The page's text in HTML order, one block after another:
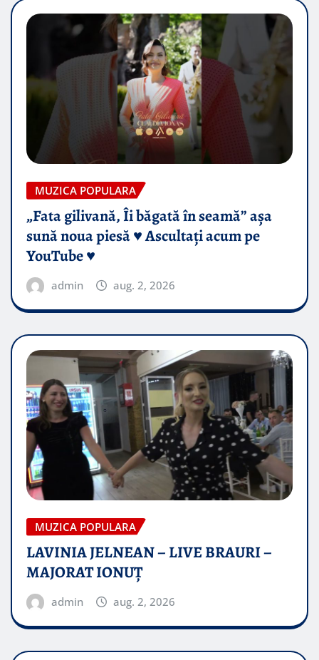
MUZICA POPULARA
„Fata gilivană, Îi băgată în seamă” așa
sună noua piesă ♥️ Ascultați acum pe
YouTube ♥️
admin aug. 2, 2026
MUZICA POPULARA
LAVINIA JELNEAN – LIVE BRAURI –
MAJORAT IONUŢ
admin aug. 2, 2026